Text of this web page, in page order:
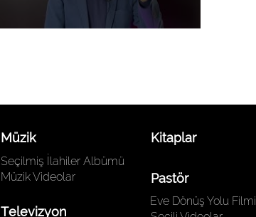
Müzik Kitaplar
Seçilmiş İlahiler Albümü
Müzik Videolar
Televizyon
Pastör
Eve Dönüş Yolu Filmi